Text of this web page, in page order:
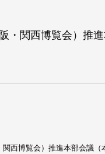
・関西博覧会）推
関西博覧会）推進本部会議